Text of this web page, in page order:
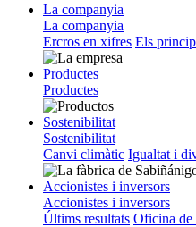
La companyia
La companyia
Ercros en xifres Els
Productes
Productes
Sostenibilitat
Sostenibilitat
Canvi climàtic Igualtat i
Accionistes i inversors
Accionistes i inversors
Últims resultats Oficina de